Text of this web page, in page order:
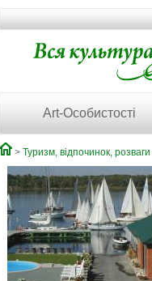
Art-Особистості
> Туризм, відпочинок, розваги